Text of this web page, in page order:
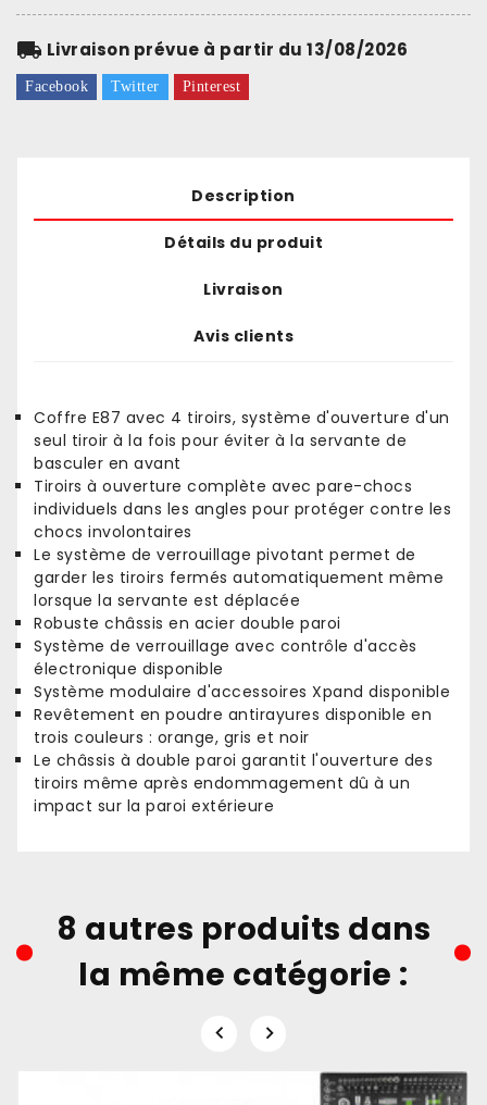
local_shipping Livraison prévue à partir du 13/08/2026
Facebook Twitter Pinterest
Description
Détails du produit
Livraison
Avis clients
Coffre E87 avec 4 tiroirs, système d'ouverture d'un
seul tiroir à la fois pour éviter à la servante de
basculer en avant
Tiroirs à ouverture complète avec pare-chocs
individuels dans les angles pour protéger contre les
chocs involontaires
Le système de verrouillage pivotant permet de
garder les tiroirs fermés automatiquement même
lorsque la servante est déplacée
Robuste châssis en acier double paroi
Système de verrouillage avec contrôle d'accès
électronique disponible
Système modulaire d'accessoires Xpand disponible
Revêtement en poudre antirayures disponible en
trois couleurs : orange, gris et noir
Le châssis à double paroi garantit l'ouverture des
tiroirs même après endommagement dû à un
impact sur la paroi extérieure
8 autres produits dans
la même catégorie :
 